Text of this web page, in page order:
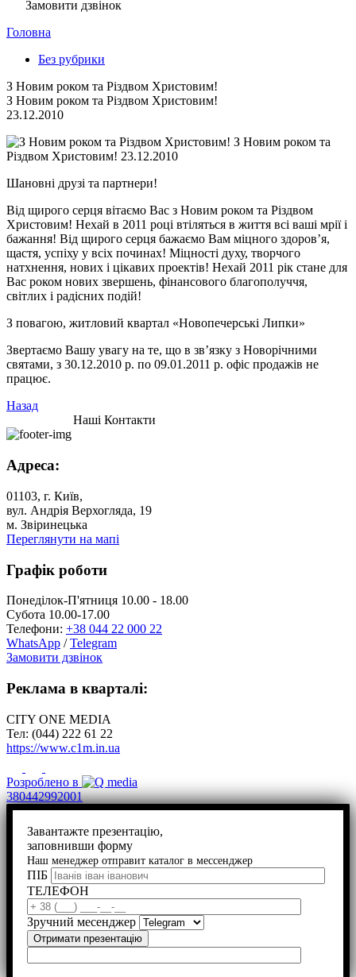
Замовити дзвінок
Головна
Без рубрики
З Новим роком та Різдвом Христовим!
З Новим роком та Різдвом Христовим!
23.12.2010
З Новим роком та
Різдвом Христовим! 23.12.2010
Шановні друзі та партнери!
Від щирого серця вітаємо Вас з Новим роком та Різдвом
Христовим! Нехай в 2011 році втіляться в життя всі ваші мрії і
бажання! Від щирого серця бажаємо Вам міцного здоров’я,
щастя, успіху у всіх починах! Міцності духу, творчого
натхнення, нових і цікавих проектів! Нехай 2011 рік стане для
Вас роком нових звершень, фінансового благополуччя,
світлих і радісних подій!
З повагою, житловий квартал «Новопечерські Липки»
Звертаємо Вашу увагу на те, що в зв’язку з Новорічними
святами, з 30.12.2010 р. по 09.01.2011 р. офіс продажів не
працює.
Назад
Наші Контакти
Адреса:
01103, г. Київ,
вул. Андрія Верхогляда, 19
м. Звіринецька
Переглянути на мапі
Графік роботи
Понеділок-П'ятниця 10.00 - 18.00
Субота 10.00-17.00
Телефони: +38 044 22 000 22
WhatsApp /Telegram
Замовити дзвінок
Реклама в кварталі:
CITY ONE MEDIA
Тел: (044) 222 61 22
https://www.c1m.in.ua
Розроблено в
380442992001
Завантажте презентацію,
заповнивши форму
Наш менеджер отправит каталог в мессенджер
ПІБ
ТЕЛЕФОН
Зручний месенджер